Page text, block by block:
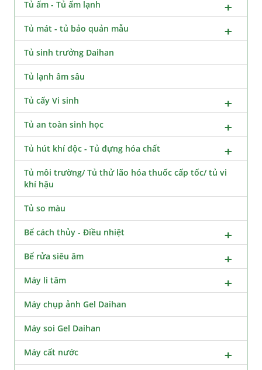
Tủ ấm - Tủ ấm lạnh
Tủ mát - tủ bảo quản mẫu
Tủ sinh trưởng Daihan
Tủ lạnh âm sâu
Tủ cấy Vi sinh
Tủ an toàn sinh học
Tủ hút khí độc - Tủ đựng hóa chất
Tủ môi trường/ Tủ thử lão hóa thuốc cấp tốc/ tủ vi
khí hậu
Tủ so màu
Bể cách thủy - Điều nhiệt
Bể rửa siêu âm
Máy li tâm
Máy chụp ảnh Gel Daihan
Máy soi Gel Daihan
Máy cất nước